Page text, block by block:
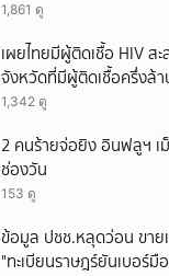
1,861 ดู
เผยไทยมีผู้ติดเชื้อ HIV ส
จังหวัดที่มีผู้ติดเชื้อครึ่งล้
1,342 ดู
2 คนร้ายจ่อยิง อินฟลูฯ เ
ช่องวัน
153 ดู
ข้อมูล ปชช.หลุดว่อน ขาย
"ทะเบียนราษฎร์ยันเบอร์มื